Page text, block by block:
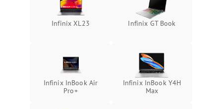
Infinix XL23 Infinix GT Book
Infinix InBook Air
Pro+
Infinix InBook Y4H
Max